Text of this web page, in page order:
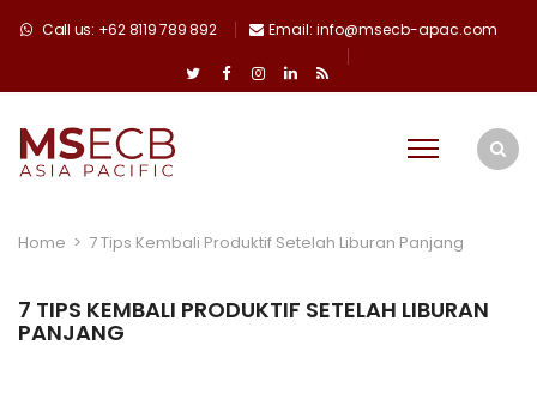
Call us: +62 8119 789 892 Email: info@msecb-apac.com
Home > 7 Tips Kembali Produktif Setelah Liburan Panjang
7 TIPS KEMBALI PRODUKTIF SETELAH LIBURAN
PANJANG